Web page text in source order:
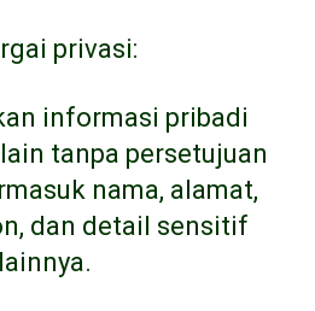
privasi:
informasi pribadi
tanpa persetujuan
nama, alamat,
dan detail sensitif
lainnya.